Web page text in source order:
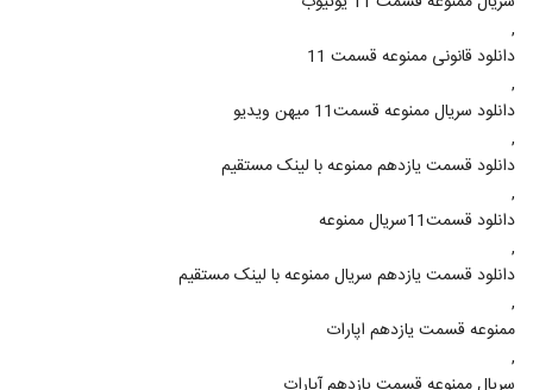
,
دانلود قانونی ممنوعه قسمت 11
,
دانلود سریال ممنوعه قسمت11 میهن ویدیو
,
دانلود قسمت یازدهم ممنوعه با لینک مستقیم
,
دانلود قسمت11سریال ممنوعه
,
دانلود قسمت یازدهم سریال ممنوعه با لینک مستقیم
,
ممنوعه قسمت یازدهم اپارات
,